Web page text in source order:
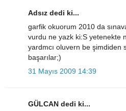
Adsız dedi ki...
garfik okuorum 2010 da
vurdu ne yazk ki:S yetenekte
yardmcı oluvern be şimdiden
başarılar;)
31 Mayıs 2009 14:39
GÜLCAN dedi ki...